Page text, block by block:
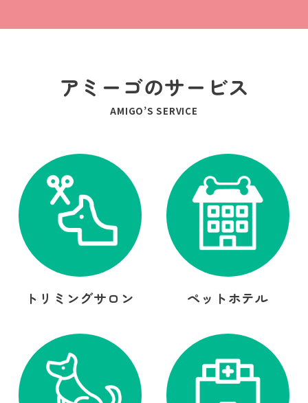
アミーゴのサービス
AMIGO’S SERVICE
トリミングサロン ペットホテル